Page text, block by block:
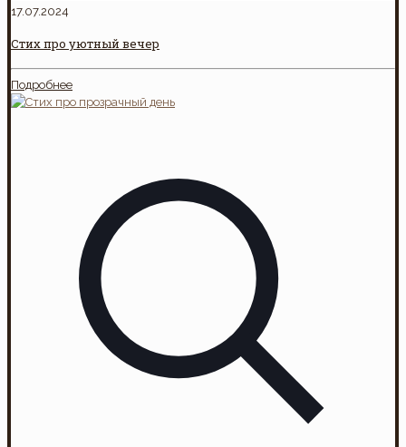
17.07.2024
Стих про уютный вечер
Подробнее